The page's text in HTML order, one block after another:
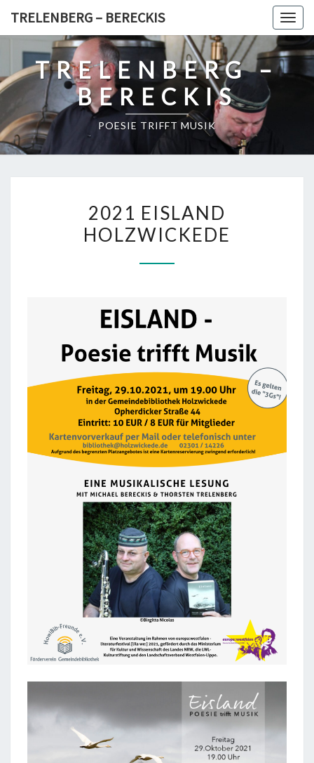
Skip
content
TRELENBERG – BERECKIS
TRELENBERG –
BERECKIS
POESIE TRIFFT MUSIK
0
S
L
A
N
D
H
O
L
Z
W
I
C
K
E
D
E
2021 EISLAND
HOLZWICKEDE